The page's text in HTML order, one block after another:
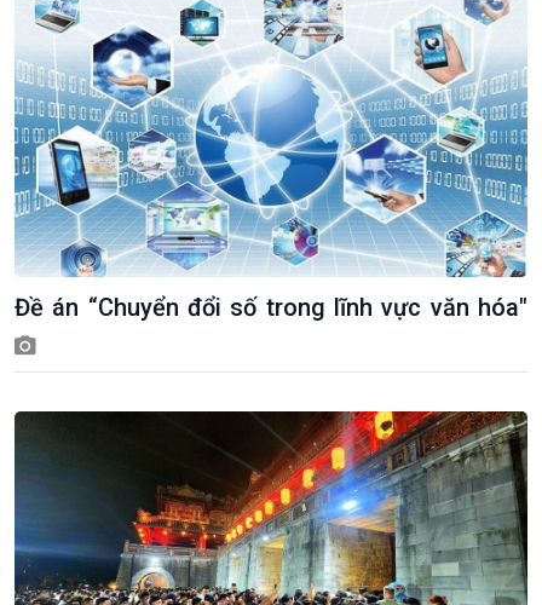
Đề án “Chuyển đổi số trong lĩnh vực văn hóa"